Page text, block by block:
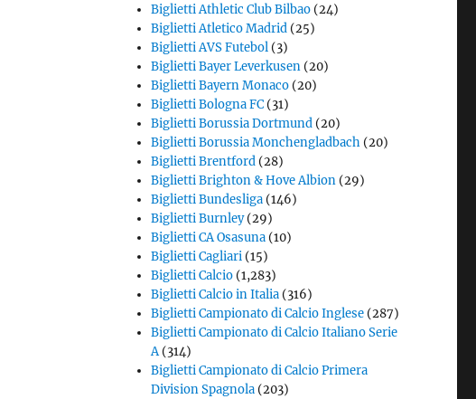
Biglietti Athletic Club Bilbao (24)
Biglietti Atletico Madrid (25)
Biglietti AVS Futebol (3)
Biglietti Bayer Leverkusen (20)
Biglietti Bayern Monaco (20)
Biglietti Bologna FC (31)
Biglietti Borussia Dortmund (20)
Biglietti Borussia Monchengladbach (20)
Biglietti Brentford (28)
Biglietti Brighton & Hove Albion (29)
Biglietti Bundesliga (146)
Biglietti Burnley(29)
Biglietti CA Osasuna (10)
Biglietti Cagliari (15)
Biglietti Calcio (1,283)
Biglietti Calcio in Italia (316)
Biglietti Campionato di Calcio Inglese (287)
Biglietti Campionato di Calcio Italiano Serie
A(314)
Biglietti Campionato di Calcio Primera
Division Spagnola (203)